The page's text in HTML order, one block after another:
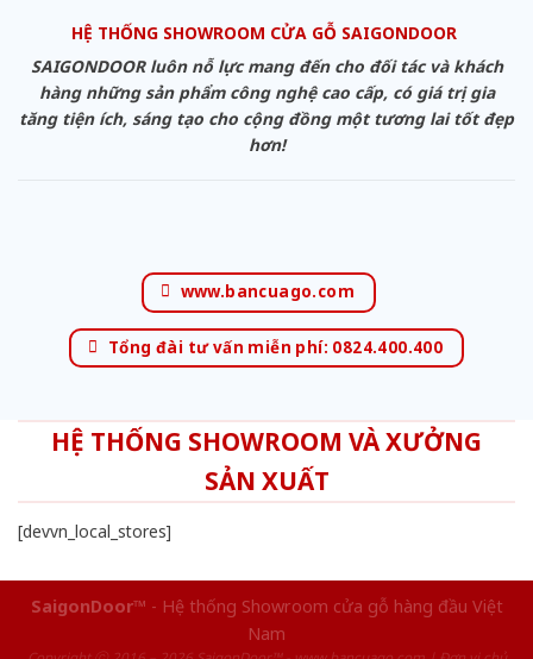
HỆ THỐNG SHOWROOM CỬA GỖ SAIGONDOOR
SAIGONDOOR luôn nỗ lực mang đến cho đối tác và khách
hàng những sản phẩm công nghệ cao cấp, có giá trị gia
tăng tiện ích, sáng tạo cho cộng đồng một tương lai tốt đẹp
hơn!
www.bancuago.com
Tổng đài tư vấn miễn phí: 0824.400.400
HỆ THỐNG SHOWROOM VÀ XƯỞNG
SẢN XUẤT
[devvn_local_stores]
SaigonDoor™ - Hệ thống Showroom cửa gỗ hàng đầu Việt
Nam